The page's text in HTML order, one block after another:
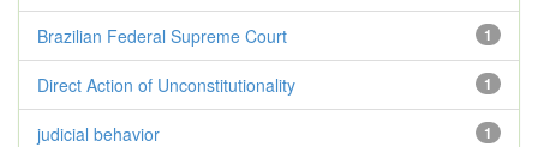
1
Brazilian Federal Supreme Court
1
Direct Action of Unconstitutionality
1
judicial behavior